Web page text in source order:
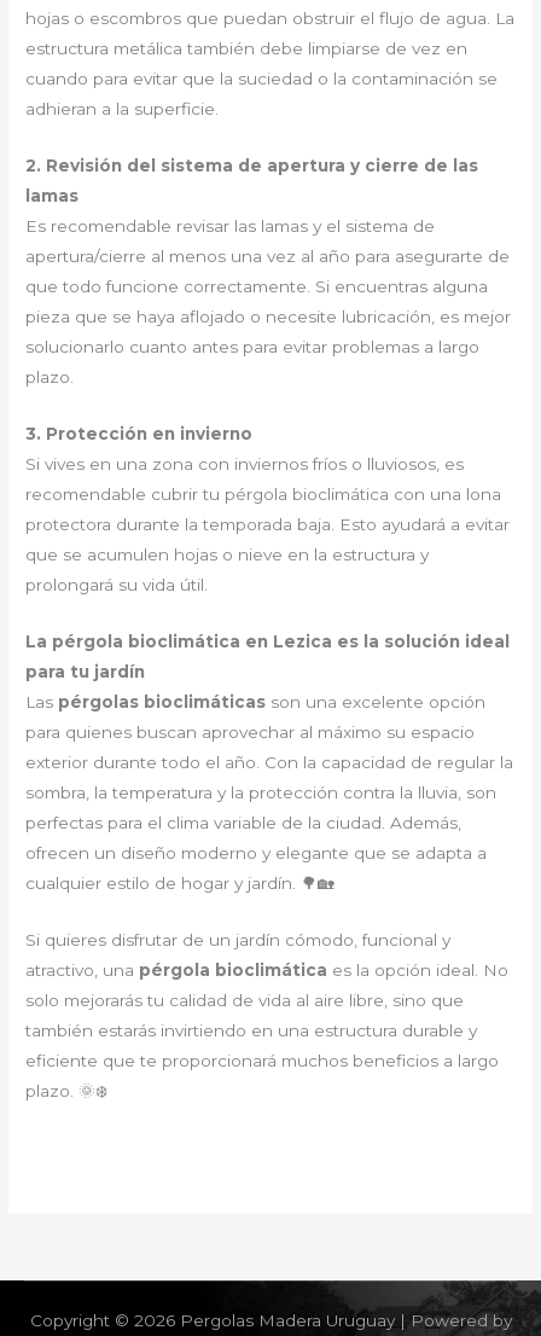
hojas o escombros que puedan obstruir el flujo de agua. La
estructura metálica también debe limpiarse de vez en
cuando para evitar que la suciedad o la contaminación se
adhieran a la superficie.
2. Revisión del sistema de apertura y cierre de las
lamas
Es recomendable revisar las lamas y el sistema de
apertura/cierre al menos una vez al año para asegurarte de
que todo funcione correctamente. Si encuentras alguna
pieza que se haya aflojado o necesite lubricación, es mejor
solucionarlo cuanto antes para evitar problemas a largo
plazo.
3. Protección en invierno
Si vives en una zona con inviernos fríos o lluviosos, es
recomendable cubrir tu pérgola bioclimática con una lona
protectora durante la temporada baja. Esto ayudará a evitar
que se acumulen hojas o nieve en la estructura y
prolongará su vida útil.
La pérgola bioclimática en Lezica es la solución ideal
para tu jardín
Las pérgolas bioclimáticas son una excelente opción
para quienes buscan aprovechar al máximo su espacio
exterior durante todo el año. Con la capacidad de regular la
sombra, la temperatura y la protección contra la lluvia, son
perfectas para el clima variable de la ciudad. Además,
ofrecen un diseño moderno y elegante que se adapta a
cualquier estilo de hogar y jardín. 🌳🏡
Si quieres disfrutar de un jardín cómodo, funcional y
atractivo, una pérgola bioclimática es la opción ideal. No
solo mejorarás tu calidad de vida al aire libre, sino que
también estarás invirtiendo en una estructura durable y
eficiente que te proporcionará muchos beneficios a largo
plazo. 🌞❄️
Copyright © 2026 Pergolas Madera Uruguay | Powered by